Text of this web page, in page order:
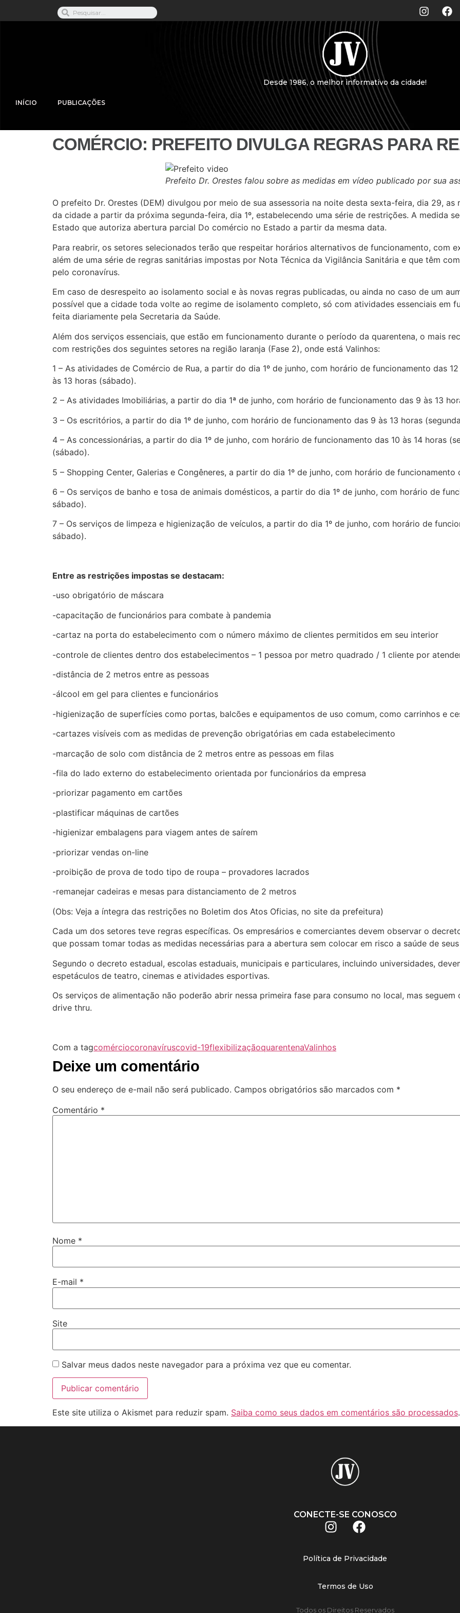
Desde 1986, o melhor informativo da cidade!
INÍCIO PUBLICAÇÕES
COMÉRCIO: PREFEITO DIVULGA REGRAS PARA
Prefeito Dr. Orestes falou sobre as medidas em vídeo publicado por sua
O prefeito Dr. Orestes (DEM) divulgou por meio de sua assessoria na noite desta sexta-feira, dia 29,
da cidade a partir da próxima segunda-feira, dia 1º, estabelecendo uma série de restrições. A medida
Estado que autoriza abertura parcial Do comércio no Estado a partir da mesma data.
Para reabrir, os setores selecionados terão que respeitar horários alternativos de funcionamento, com
além de uma série de regras sanitárias impostas por Nota Técnica da Vigilância Sanitária e que têm
pelo coronavírus.
Em caso de desrespeito ao isolamento social e às novas regras publicadas, ou ainda no caso de um
possível que a cidade toda volte ao regime de isolamento completo, só com atividades essenciais em
feita diariamente pela Secretaria da Saúde.
Além dos serviços essenciais, que estão em funcionamento durante o período da quarentena, o mais
com restrições dos seguintes setores na região laranja (Fase 2), onde está Valinhos:
1 – As atividades de Comércio de Rua, a partir do dia 1º de junho, com horário de funcionamento das
às 13 horas (sábado).
2 – As atividades Imobiliárias, a partir do dia 1ª de junho, com horário de funcionamento das 9 às 13
3 – Os escritórios, a partir do dia 1º de junho, com horário de funcionamento das 9 às 13 horas
4 – As concessionárias, a partir do dia 1º de junho, com horário de funcionamento das 10 às 14 horas
(sábado).
5 – Shopping Center, Galerias e Congêneres, a partir do dia 1º de junho, com horário de funcionamento
6 – Os serviços de banho e tosa de animais domésticos, a partir do dia 1º de junho, com horário de
sábado).
7 – Os serviços de limpeza e higienização de veículos, a partir do dia 1º de junho, com horário de
sábado).
Entre as restrições impostas se destacam:
-uso obrigatório de máscara
-capacitação de funcionários para combate à pandemia
-cartaz na porta do estabelecimento com o número máximo de clientes permitidos em seu interior
-controle de clientes dentro dos estabelecimentos – 1 pessoa por metro quadrado / 1 cliente por
-distância de 2 metros entre as pessoas
-álcool em gel para clientes e funcionários
-higienização de superfícies como portas, balcões e equipamentos de uso comum, como carrinhos e
-cartazes visíveis com as medidas de prevenção obrigatórias em cada estabelecimento
-marcação de solo com distância de 2 metros entre as pessoas em filas
-fila do lado externo do estabelecimento orientada por funcionários da empresa
-priorizar pagamento em cartões
-plastificar máquinas de cartões
-higienizar embalagens para viagem antes de saírem
-priorizar vendas on-line
-proibição de prova de todo tipo de roupa – provadores lacrados
-remanejar cadeiras e mesas para distanciamento de 2 metros
(Obs: Veja a íntegra das restrições no Boletim dos Atos Oficias, no site da prefeitura)
Cada um dos setores teve regras específicas. Os empresários e comerciantes devem observar o
que possam tomar todas as medidas necessárias para a abertura sem colocar em risco a saúde de
Segundo o decreto estadual, escolas estaduais, municipais e particulares, incluindo universidades,
espetáculos de teatro, cinemas e atividades esportivas.
Os serviços de alimentação não poderão abrir nessa primeira fase para consumo no local, mas
drive thru.
Com a tagcomérciocoronavíruscovid-19flexibilizaçãoquarentenaValinhos
Deixe um comentário
O seu endereço de e-mail não será publicado. Campos obrigatórios são marcados com *
Comentário *
Nome *
E-mail *
Site
Salvar meus dados neste navegador para a próxima vez que eu comentar.
Este site utiliza o Akismet para reduzir spam. Saiba como seus dados em comentários são processados.
CONECTE-SE CONOSCO
Política de Privacidade
Termos de Uso
Todos os Direitos Reservados